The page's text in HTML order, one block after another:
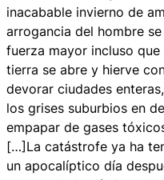
inacabable invierno de
arrogancia del hombre
fuerza mayor incluso
tierra se abre y hierve
devorar ciudades
los grises suburbios en
empapar de gases
[…]La catástrofe ya ha
un apocalíptico día